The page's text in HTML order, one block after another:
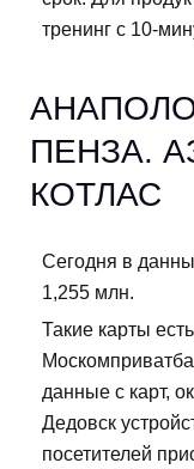
тренинг с 10-
ПЕНЗА.
КОТЛАС
Сегодня в
1,255 млн.
Такие карты
данные с карт,
Дедовск
посетителей